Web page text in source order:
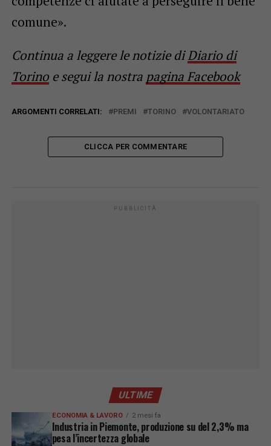
comune».
Continua a leggere le notizie diDiario di
Torinoe segui la nostra pagina Facebook
ARGOMENTI CORRELATI: PREMI TORINO VOLONTARIATO
CLICCA PER COMMENTARE
PUBBLICITÀ
ULTIME
ECONOMIA & LAVORO 2 mesi fa
Industria in Piemonte, produzione su del 2,3% ma
pesa l’incertezza globale